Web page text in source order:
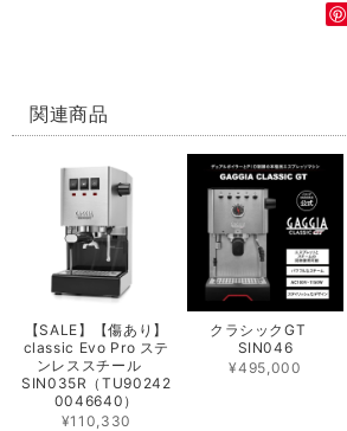
関連商品
【SALE】【傷あり】
classic Evo Pro ステ
ンレススチール
SIN035R（TU90242
0046640）
¥110,330
クラシックGT
SIN046
¥495,000